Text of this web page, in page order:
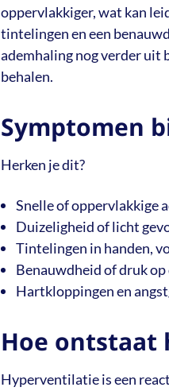
oppervlakkiger, wat kan
tintelingen en een
ademhaling nog verder uit
behalen.
Symptomen
Herken je dit?
Snelle of oppervlakkige
Duizeligheid of licht
Tintelingen in handen,
Benauwdheid of druk op
Hartkloppingen en
Hoe ontstaat
Hyperventilatie is een